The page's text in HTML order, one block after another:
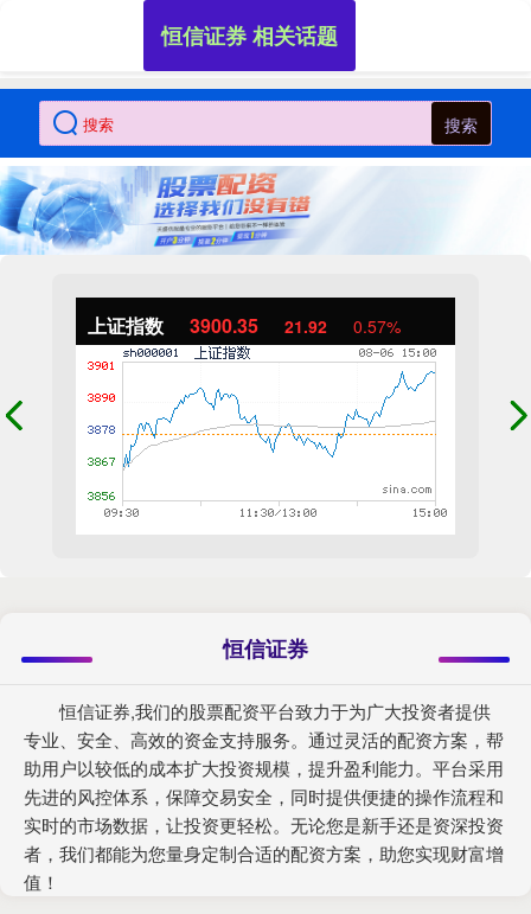
搜索
上证指数 3900.35 21.92 0.57%
恒信证券
恒信证券,我们的股票配资平台致力于为广大投资者提供
专业、安全、高效的资金支持服务。通过灵活的配资方案，帮
助用户以较低的成本扩大投资规模，提升盈利能力。平台采用
先进的风控体系，保障交易安全，同时提供便捷的操作流程和
实时的市场数据，让投资更轻松。无论您是新手还是资深投资
者，我们都能为您量身定制合适的配资方案，助您实现财富增
值！
恒信证券 相关话题